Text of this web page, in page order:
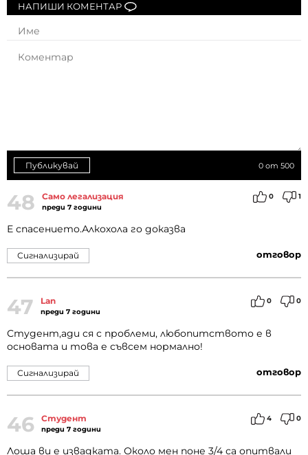
НАПИШИ КОМЕНТАР
0 от 500
Публикувай
48 Само легализация
преди 7 години
0 1
Е спасението.Алкохола го доказва
отговор
Сигнализирай
47 Lan
преди 7 години
0 0
Студент,ади ся с проблеми, любопитството е в
основата и това е съвсем нормално!
отговор
Сигнализирай
46 Студент
преди 7 години
4 0
Лоша ви е извадката. Около мен поне 3/4 са опитвали